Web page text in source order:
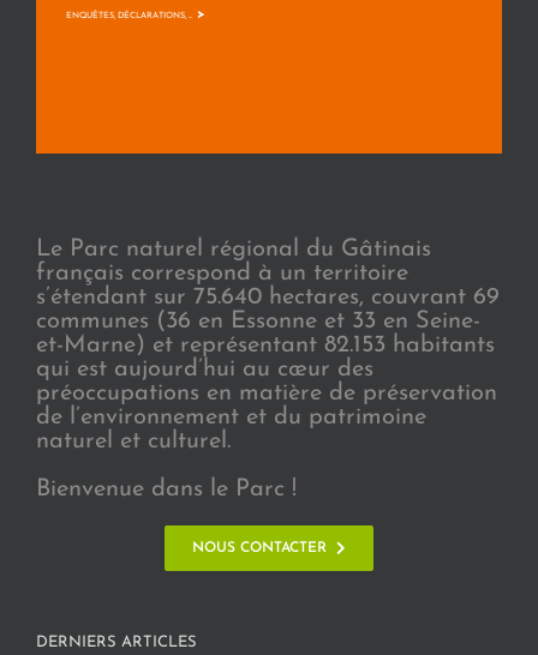
ENQUÊTES, DÉCLARATIONS, ... >
Le Parc naturel régional du Gâtinais
français correspond à un territoire
s’étendant sur 75.640 hectares, couvrant 69
communes (36 en Essonne et 33 en Seine-
et-Marne) et représentant 82.153 habitants
qui est aujourd’hui au cœur des
préoccupations en matière de préservation
de l’environnement et du patrimoine
naturel et culturel.
Bienvenue dans le Parc !
NOUS CONTACTER
DERNIERS ARTICLES